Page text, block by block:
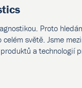
Proto
světě. Jsme
a technologií